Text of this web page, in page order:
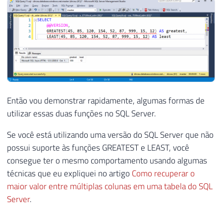
Então vou demonstrar rapidamente, algumas formas de
utilizar essas duas funções no SQL Server.
Se você está utilizando uma versão do SQL Server que não
possui suporte às funções GREATEST e LEAST, você
consegue ter o mesmo comportamento usando algumas
técnicas que eu expliquei no artigo Como recuperar o
maior valor entre múltiplas colunas em uma tabela do SQL
Server.